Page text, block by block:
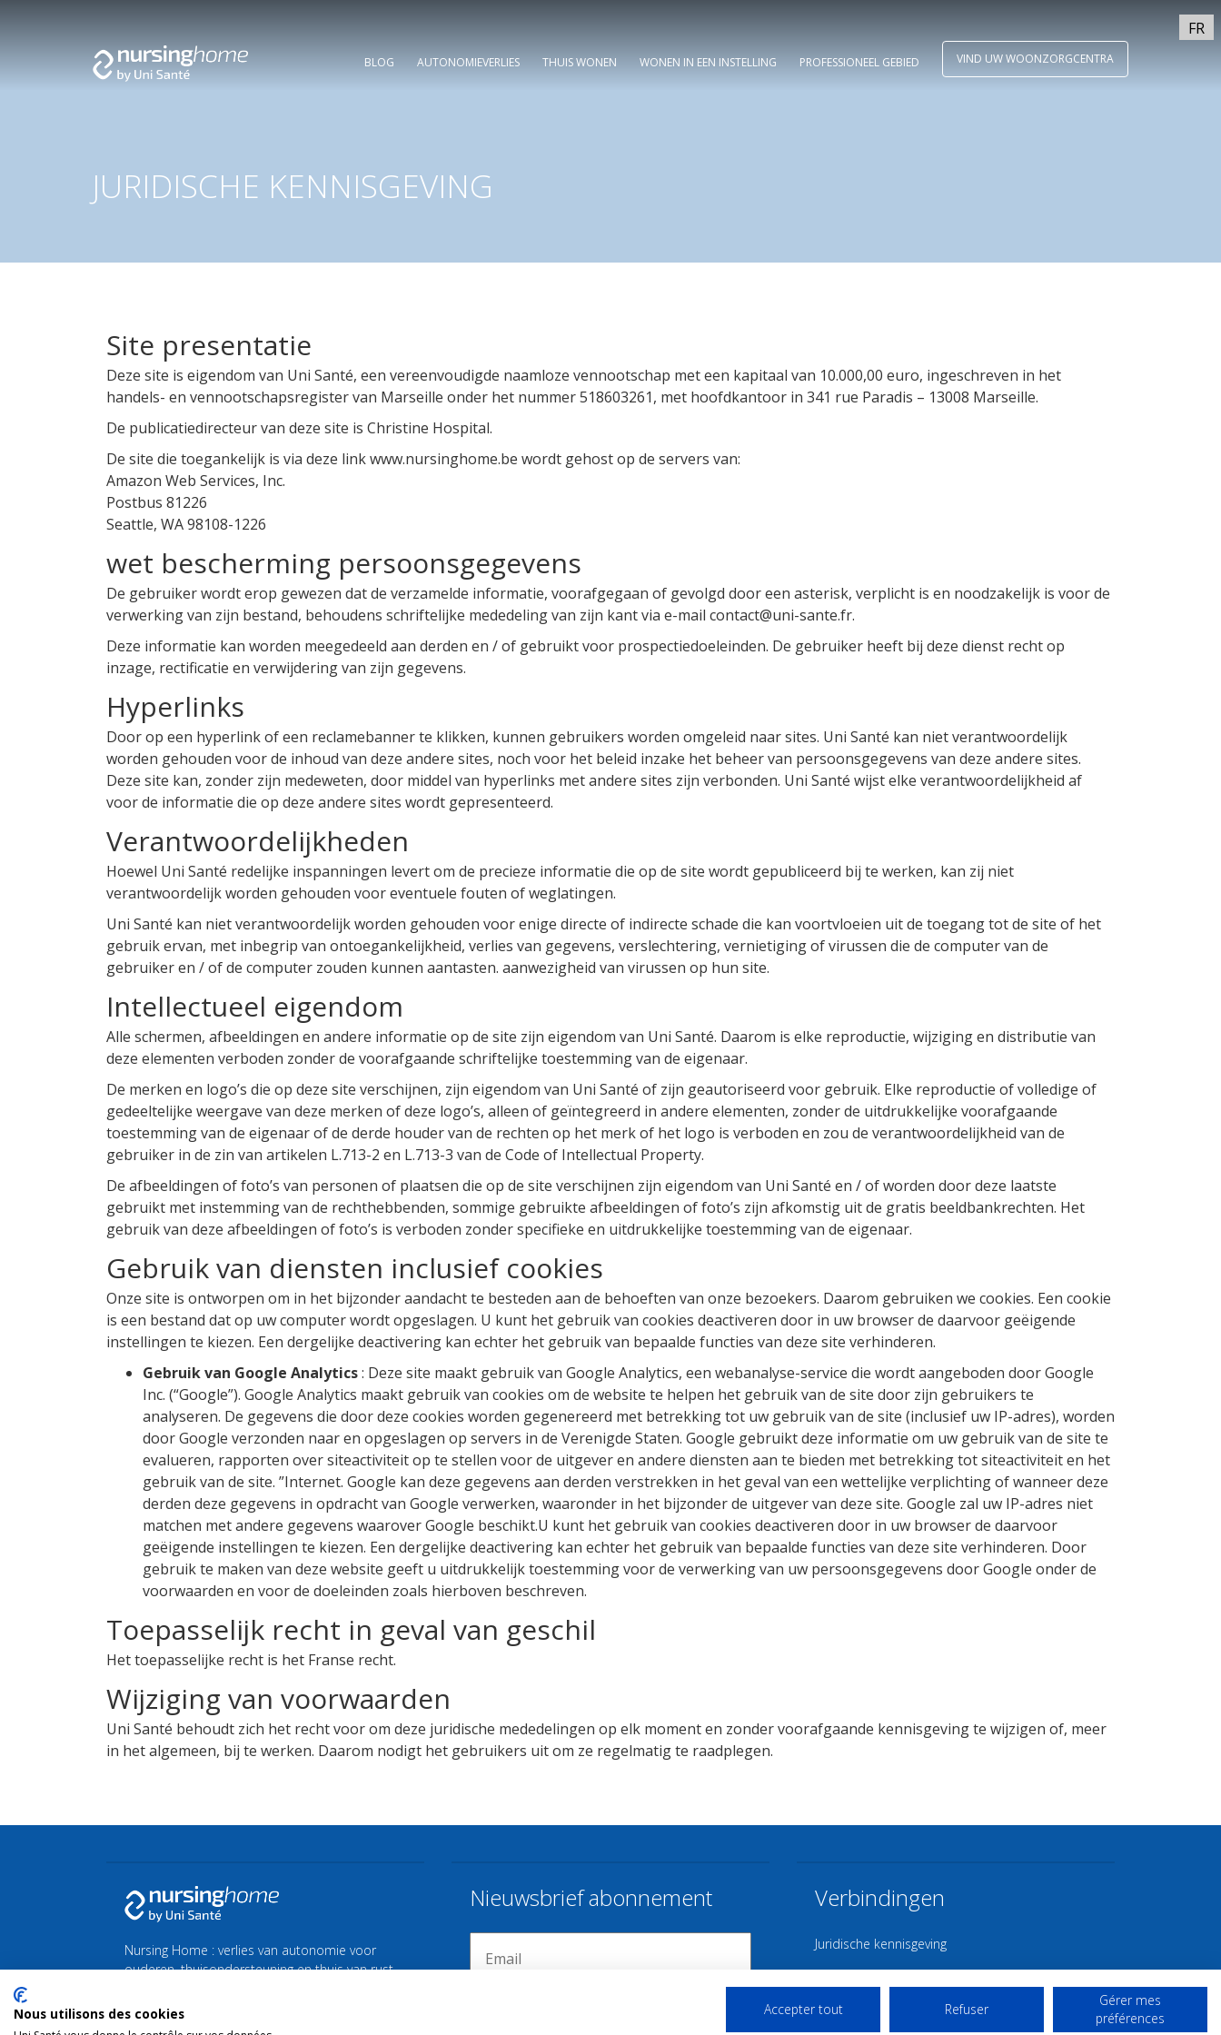
FR
BLOG AUTONOMIEVERLIES THUIS WONEN WONEN IN EEN INSTELLING PROFESSIONEEL GEBIED VIND UW WOONZORGCENTRA
JURIDISCHE KENNISGEVING
Site presentatie
Deze site is eigendom van Uni Santé, een vereenvoudigde naamloze vennootschap met een kapitaal van 10.000,00 euro, ingeschreven in het
handels- en vennootschapsregister van Marseille onder het nummer 518603261, met hoofdkantoor in 341 rue Paradis – 13008 Marseille.
De publicatiedirecteur van deze site is Christine Hospital.
De site die toegankelijk is via deze link www.nursinghome.be wordt gehost op de servers van:
Amazon Web Services, Inc.
Postbus 81226
Seattle, WA 98108-1226
wet bescherming persoonsgegevens
De gebruiker wordt erop gewezen dat de verzamelde informatie, voorafgegaan of gevolgd door een asterisk, verplicht is en noodzakelijk is voor de
verwerking van zijn bestand, behoudens schriftelijke mededeling van zijn kant via e-mail contact@uni-sante.fr.
Deze informatie kan worden meegedeeld aan derden en / of gebruikt voor prospectiedoeleinden. De gebruiker heeft bij deze dienst recht op
inzage, rectificatie en verwijdering van zijn gegevens.
Hyperlinks
Door op een hyperlink of een reclamebanner te klikken, kunnen gebruikers worden omgeleid naar sites. Uni Santé kan niet verantwoordelijk
worden gehouden voor de inhoud van deze andere sites, noch voor het beleid inzake het beheer van persoonsgegevens van deze andere sites.
Deze site kan, zonder zijn medeweten, door middel van hyperlinks met andere sites zijn verbonden. Uni Santé wijst elke verantwoordelijkheid af
voor de informatie die op deze andere sites wordt gepresenteerd.
Verantwoordelijkheden
Hoewel Uni Santé redelijke inspanningen levert om de precieze informatie die op de site wordt gepubliceerd bij te werken, kan zij niet
verantwoordelijk worden gehouden voor eventuele fouten of weglatingen.
Uni Santé kan niet verantwoordelijk worden gehouden voor enige directe of indirecte schade die kan voortvloeien uit de toegang tot de site of het
gebruik ervan, met inbegrip van ontoegankelijkheid, verlies van gegevens, verslechtering, vernietiging of virussen die de computer van de
gebruiker en / of de computer zouden kunnen aantasten. aanwezigheid van virussen op hun site.
Intellectueel eigendom
Alle schermen, afbeeldingen en andere informatie op de site zijn eigendom van Uni Santé. Daarom is elke reproductie, wijziging en distributie van
deze elementen verboden zonder de voorafgaande schriftelijke toestemming van de eigenaar.
De merken en logo’s die op deze site verschijnen, zijn eigendom van Uni Santé of zijn geautoriseerd voor gebruik. Elke reproductie of volledige of
gedeeltelijke weergave van deze merken of deze logo’s, alleen of geïntegreerd in andere elementen, zonder de uitdrukkelijke voorafgaande
toestemming van de eigenaar of de derde houder van de rechten op het merk of het logo is verboden en zou de verantwoordelijkheid van de
gebruiker in de zin van artikelen L.713-2 en L.713-3 van de Code of Intellectual Property.
De afbeeldingen of foto’s van personen of plaatsen die op de site verschijnen zijn eigendom van Uni Santé en / of worden door deze laatste
gebruikt met instemming van de rechthebbenden, sommige gebruikte afbeeldingen of foto’s zijn afkomstig uit de gratis beeldbankrechten. Het
gebruik van deze afbeeldingen of foto’s is verboden zonder specifieke en uitdrukkelijke toestemming van de eigenaar.
Gebruik van diensten inclusief cookies
Onze site is ontworpen om in het bijzonder aandacht te besteden aan de behoeften van onze bezoekers. Daarom gebruiken we cookies. Een cookie
is een bestand dat op uw computer wordt opgeslagen. U kunt het gebruik van cookies deactiveren door in uw browser de daarvoor geëigende
instellingen te kiezen. Een dergelijke deactivering kan echter het gebruik van bepaalde functies van deze site verhinderen.
Gebruik van Google Analytics: Deze site maakt gebruik van Google Analytics, een webanalyse-service die wordt aangeboden door Google
Inc. (“Google”). Google Analytics maakt gebruik van cookies om de website te helpen het gebruik van de site door zijn gebruikers te
analyseren. De gegevens die door deze cookies worden gegenereerd met betrekking tot uw gebruik van de site (inclusief uw IP-adres), worden
door Google verzonden naar en opgeslagen op servers in de Verenigde Staten. Google gebruikt deze informatie om uw gebruik van de site te
evalueren, rapporten over siteactiviteit op te stellen voor de uitgever en andere diensten aan te bieden met betrekking tot siteactiviteit en het
gebruik van de site. ”Internet. Google kan deze gegevens aan derden verstrekken in het geval van een wettelijke verplichting of wanneer deze
derden deze gegevens in opdracht van Google verwerken, waaronder in het bijzonder de uitgever van deze site. Google zal uw IP-adres niet
matchen met andere gegevens waarover Google beschikt.U kunt het gebruik van cookies deactiveren door in uw browser de daarvoor
geëigende instellingen te kiezen. Een dergelijke deactivering kan echter het gebruik van bepaalde functies van deze site verhinderen. Door
gebruik te maken van deze website geeft u uitdrukkelijk toestemming voor de verwerking van uw persoonsgegevens door Google onder de
voorwaarden en voor de doeleinden zoals hierboven beschreven.
Toepasselijk recht in geval van geschil
Het toepasselijke recht is het Franse recht.
Wijziging van voorwaarden
Uni Santé behoudt zich het recht voor om deze juridische mededelingen op elk moment en zonder voorafgaande kennisgeving te wijzigen of, meer
in het algemeen, bij te werken. Daarom nodigt het gebruikers uit om ze regelmatig te raadplegen.
Nursing Home : verlies van autonomie voor
ouderen, thuisondersteuning en thuis van rust
Vind al het nieuws over de zilveren economie en
Nieuwsbrief abonnement Verbindingen
Juridische kennisgeving
Contact
Gebruiksvoorwaarden
Nous utilisons des cookies Accepter tout Refuser
Gérer mes
préférences